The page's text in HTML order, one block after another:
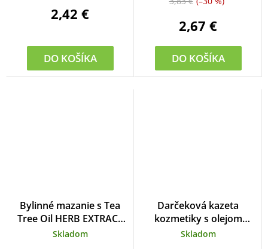
2,42 €
DO KOŠÍKA
2,67 €
DO KOŠÍKA
Bylinné mazanie s Tea
Tree Oil HERB EXTRACT
100 ml
Skladom
Darčeková kazeta
kozmetiky s olejom
čajovníka austrálskeho
Skladom